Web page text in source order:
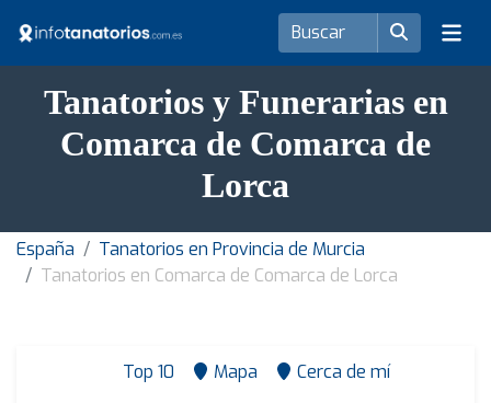
Tanatorios y Funerarias en
Comarca de Comarca de
Lorca
España
Tanatorios en Provincia de Murcia
Tanatorios en Comarca de Comarca de Lorca
Top 10 Mapa
Cerca de mí